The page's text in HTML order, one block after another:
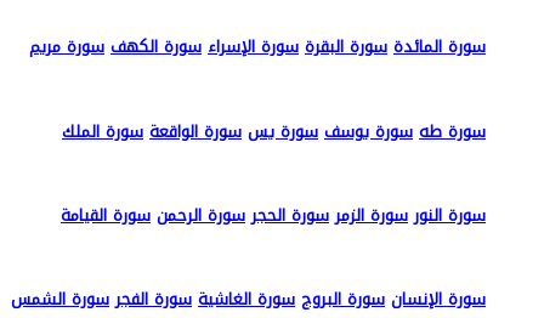
سورة المائدة سورة البقرة سورة الإسراء سورة الكهف سورة مريم
سورة طه سورة يوسف سورة يس سورة الواقعة سورة الملك
سورة النور سورة الزمر سورة الحجر سورة الرحمن سورة القيامة
سورة الإنسان سورة البروج سورة الغاشية سورة الفجر سورة الشمس